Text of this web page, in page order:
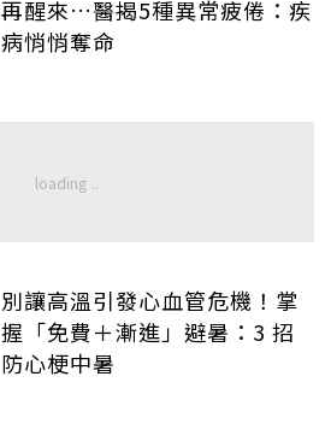
再醒來…醫揭5種異常疲倦：疾
病悄悄奪命
別讓高溫引發心血管危機！掌
握「免費＋漸進」避暑：3 招
防心梗中暑